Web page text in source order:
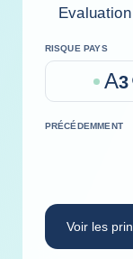
Evaluation
RISQUE PAYS
A3
PRÉCÉDEMMENT
Voir les